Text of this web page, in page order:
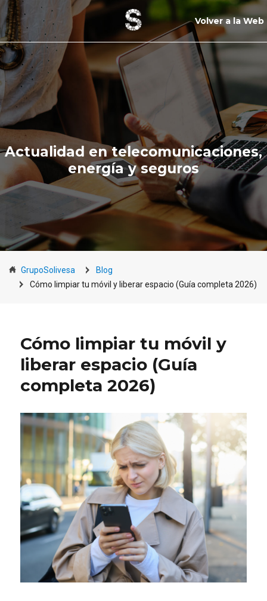
Volver a la Web
Actualidad en telecomunicaciones,
energía y seguros
GrupoSolivesa
Blog
Cómo limpiar tu móvil y liberar espacio (Guía completa 2026)
Cómo limpiar tu móvil y
liberar espacio (Guía
completa 2026)